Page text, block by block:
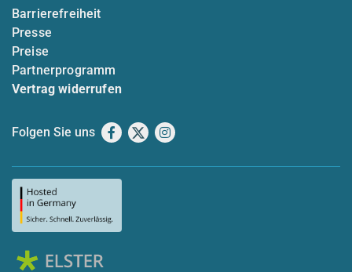
Barrierefreiheit
Presse
Preise
Partnerprogramm
Vertrag widerrufen
Folgen Sie uns Facebook
X Instagram